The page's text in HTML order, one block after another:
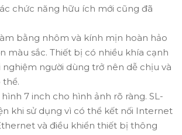
chức năng hữu ích mới cũng đã
bằng nhôm và kính mịn hoàn hảo
màu sắc. Thiết bị có nhiều khía cạnh
người dùng trở nên dễ chịu và
thể.
7 inch cho hình ảnh rõ ràng. SL-
khi sử dụng vì có thể kết nối Internet
và điều khiển thiết bị thông